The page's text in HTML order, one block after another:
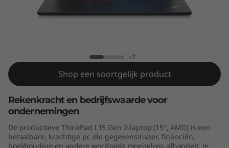
5
A
+7
Shop een soortgelijk product
Rekenkracht en bedrijfswaarde voor
ondernemingen
De productieve ThinkPad L15 Gen 2-laptop (15″, AMD) is een
betaalbare, krachtige pc die gegevensinvoer, financiën,
boekhouding en andere workloads moeiteloos afhandelt. Je